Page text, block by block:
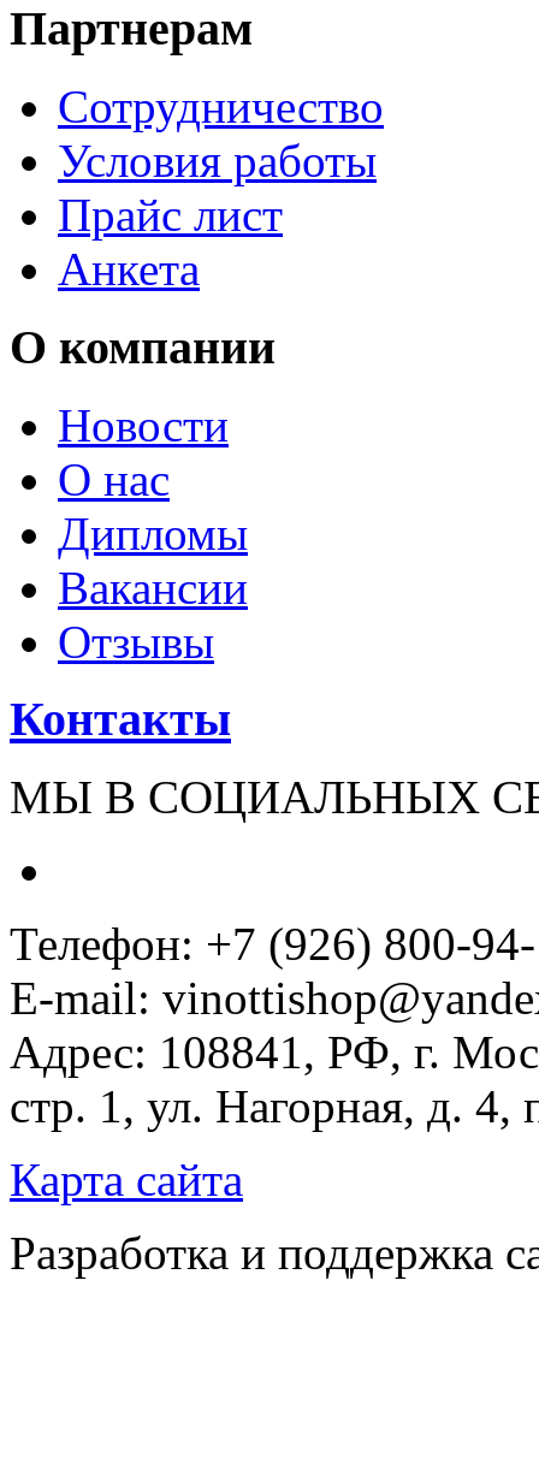
Партнерам
Сотрудничество
Условия работы
Прайс лист
Анкета
О компании
Новости
О нас
Дипломы
Вакансии
Отзывы
Контакты
МЫ В СОЦИАЛЬНЫХ
Телефон: +7 (926) 800-
E-mail:
Адрес: 108841, РФ, г.
стр. 1, ул. Нагорная, д.
Карта сайта
Разработка и поддержка